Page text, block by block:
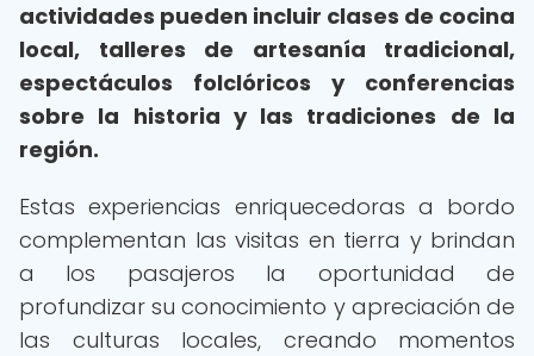
actividades pueden incluir clases de cocina
local, talleres de artesanía tradicional,
espectáculos folclóricos y conferencias
sobre la historia y las tradiciones de la
región.
Estas experiencias enriquecedoras a bordo
complementan las visitas en tierra y brindan
a los pasajeros la oportunidad de
profundizar su conocimiento y apreciación de
las culturas locales, creando momentos